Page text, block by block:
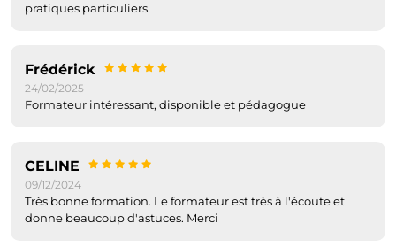
pratiques particuliers.
Frédérick
24/02/2025
Formateur intéressant, disponible et pédagogue
CELINE
09/12/2024
Très bonne formation. Le formateur est très à l'écoute et
donne beaucoup d'astuces. Merci